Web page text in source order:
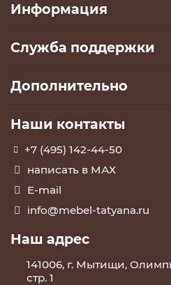
Информация
Служба поддержки
Дополнительно
Наши контакты
+7 (495) 142-44-50
написать в МАХ
E-mail
info@mebel-tatyana.ru
Наш адрес
141006, г. Мытищи,
стр. 1